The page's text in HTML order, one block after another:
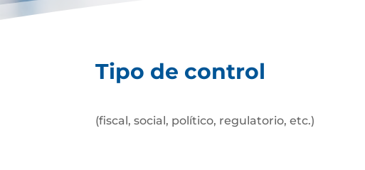
Tipo de control
(fiscal, social, político, regulatorio, etc.)